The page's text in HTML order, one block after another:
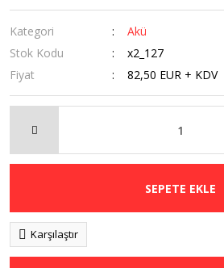
Kategori
Akü
Stok Kodu
x2_127
Fiyat
82,50 EUR + KDV
SEPETE EKLE
Karşılaştır